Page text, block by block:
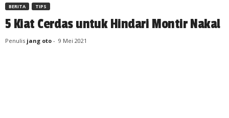
BERITA TIPS
5 Kiat Cerdas untuk Hindari Montir Nakal
Penulis jang oto - 9 Mei 2021